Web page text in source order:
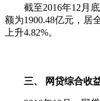
截至2016年12月底
额为1900.48亿元，居
上升4.82%。
三、 网贷综合收